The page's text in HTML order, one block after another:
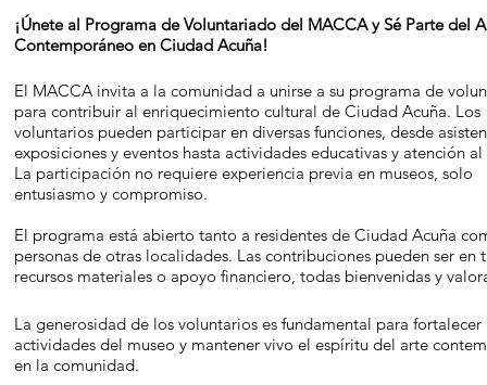
¡Únete al Programa de Voluntariado del MACCA y Sé Parte del
Contemporáneo en Ciudad Acuña!
El MACCA invita a la comunidad a unirse a su programa de
para contribuir al enriquecimiento cultural de Ciudad Acuña. Los
voluntarios pueden participar en diversas funciones, desde
exposiciones y eventos hasta actividades educativas y atención
La participación no requiere experiencia previa en museos, solo
entusiasmo y compromiso.
El programa está abierto tanto a residentes de Ciudad Acuña
personas de otras localidades. Las contribuciones pueden ser en
recursos materiales o apoyo financiero, todas bienvenidas y
La generosidad de los voluntarios es fundamental para fortalecer
actividades del museo y mantener vivo el espíritu del arte
en la comunidad.